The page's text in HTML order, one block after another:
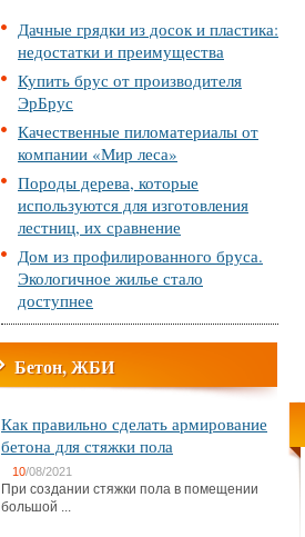
Дачные грядки из досок и пластика:
недостатки и преимущества
Купить брус от производителя
ЭрБрус
Качественные пиломатериалы от
компании «Мир леса»
Породы дерева, которые
используются для изготовления
лестниц, их сравнение
Дом из профилированного бруса.
Экологичное жилье стало
доступнее
Бетон, ЖБИ
Как правильно сделать армирование
бетона для стяжки пола
10/08/2021
При создании стяжки пола в помещении
большой ...